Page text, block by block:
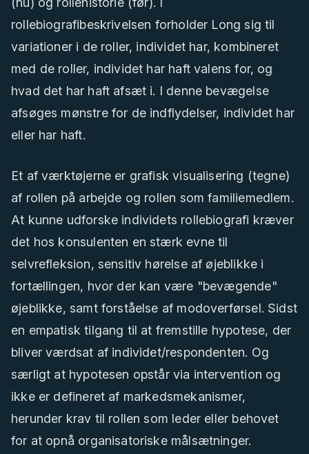
rollebiografibeskrivelsen forholder Long sig til
variationer i de roller, individet har, kombineret
med de roller, individet har haft valens for, og
hvad det har haft afsæt i. I denne bevægelse
afsøges mønstre for de indflydelser, individet har
eller har haft.
Et af værktøjerne er grafisk visualisering (tegne)
af rollen på arbejde og rollen som familiemedlem.
At kunne udforske individets rollebiografi kræver
det hos konsulenten en stærk evne til
selvrefleksion, sensitiv hørelse af øjeblikke i
fortællingen, hvor der kan være "bevægende"
øjeblikke, samt forståelse af modoverførsel. Sidst
en empatisk tilgang til at fremstille hypotese, der
bliver værdsat af individet/respondenten. Og
særligt at hypotesen opstår via intervention og
ikke er defineret af markedsmekanismer,
herunder krav til rollen som leder eller behovet
for at opnå organisatoriske målsætninger.